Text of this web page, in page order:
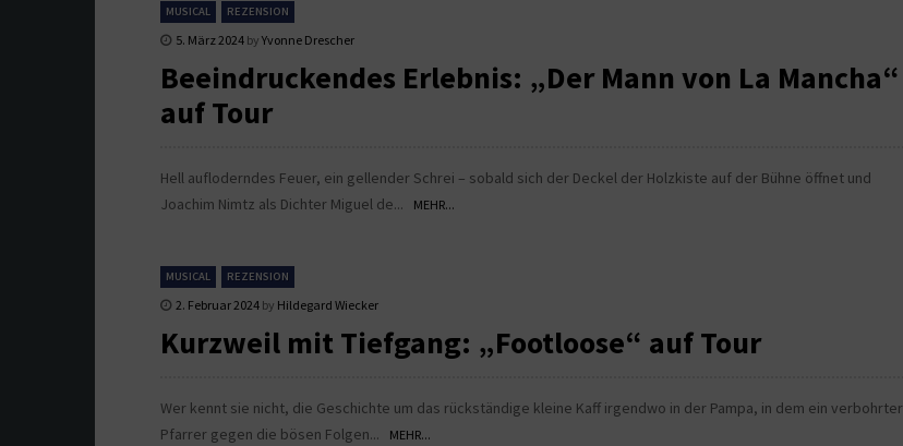
MUSICAL REZENSION
5. März 2024 by Yvonne Drescher
Beeindruckendes Erlebnis: „Der Mann von La Mancha“
auf Tour
Hell aufloderndes Feuer, ein gellender Schrei – sobald sich der Deckel der Holzkiste auf der Bühne öffnet und
Joachim Nimtz als Dichter Miguel de...
MEHR...
MUSICAL REZENSION
2. Februar 2024 by Hildegard Wiecker
Kurzweil mit Tiefgang: „Footloose“ auf Tour
Wer kennt sie nicht, die Geschichte um das rückständige kleine Kaff irgendwo in der Pampa, in dem ein verbohrter
Pfarrer gegen die bösen Folgen...
MEHR...